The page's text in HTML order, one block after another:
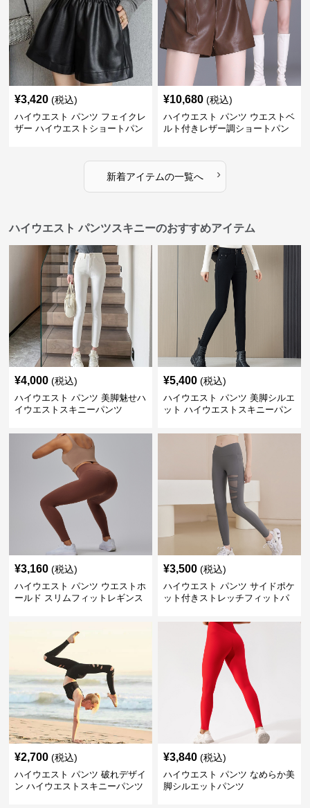
¥3,420 (税込)
ハイウエスト パンツ フェイクレ
ザー ハイウエストショートパン
¥10,680 (税込)
ハイウエスト パンツ ウエストベ
ルト付きレザー調ショートパン
新着アイテムの一覧へ ›
ハイウエスト パンツスキニーのおすすめアイテム
¥4,000 (税込)
ハイウエスト パンツ 美脚魅せハ
イウエストスキニーパンツ
¥5,400 (税込)
ハイウエスト パンツ 美脚シルエ
ット ハイウエストスキニーパン
¥3,160 (税込)
ハイウエスト パンツ ウエストホ
ールド スリムフィットレギンス
¥3,500 (税込)
ハイウエスト パンツ サイドポケ
ット付きストレッチフィットパ
¥2,700 (税込)
ハイウエスト パンツ 破れデザイ
ン ハイウエストスキニーパンツ
¥3,840 (税込)
ハイウエスト パンツ なめらか美
脚シルエットパンツ